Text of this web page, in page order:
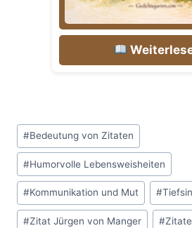
Schlagworte:
#Bedeutung von Zitaten
#Humorvolle Lebensweisheiten
#Kommunikation und Mut #
#Zitat Jürgen von Manger #